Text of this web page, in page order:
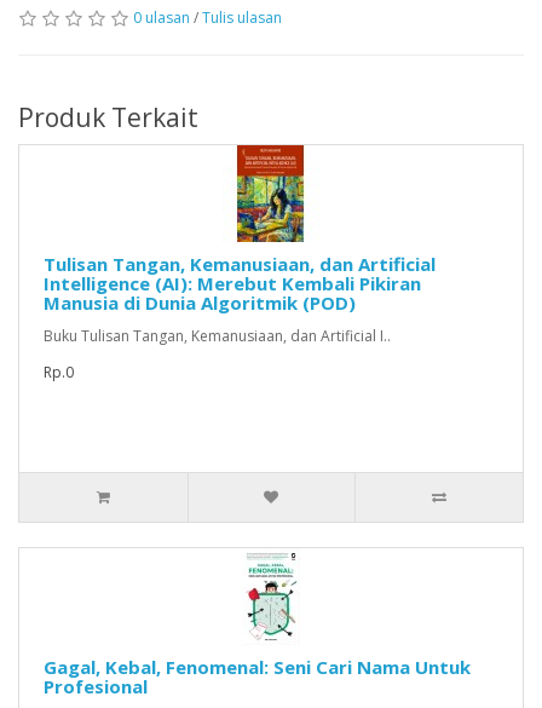
0 ulasan /Tulis ulasan
Produk Terkait
Tulisan Tangan, Kemanusiaan, dan Artificial
Intelligence (AI): Merebut Kembali Pikiran
Manusia di Dunia Algoritmik (POD)
Buku Tulisan Tangan, Kemanusiaan, dan Artificial I..
Rp.0
Gagal, Kebal, Fenomenal: Seni Cari Nama Untuk
Profesional